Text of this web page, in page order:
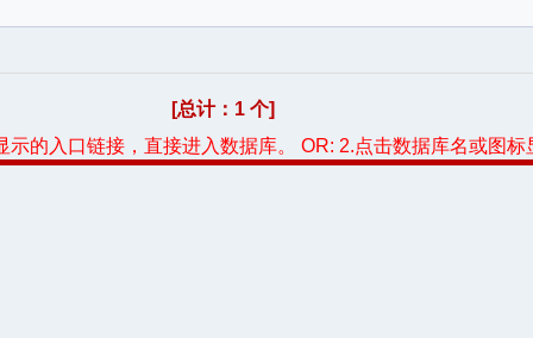
[总计：1 个]
示的入口链接，直接进入数据库。 OR: 2.点击数据库名或图标